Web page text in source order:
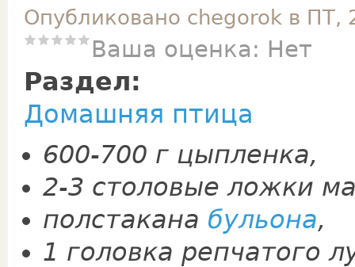
Опубликовано chegorok в ПТ,
Ваша оценка: Нет
Раздел:
Домашняя птица
600-700 г цыпленка,
2-3 столовые ложки
полстакана бульона,
1 го­ловка репчатого